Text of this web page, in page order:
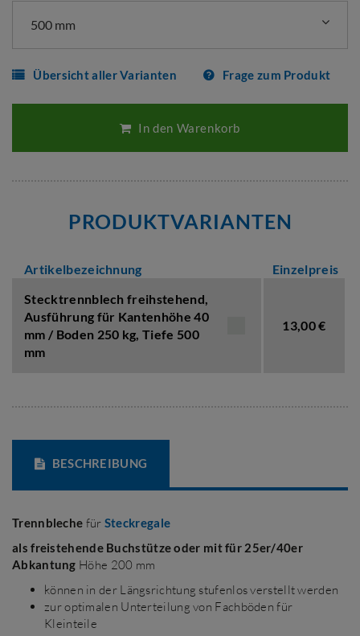
500 mm
Übersicht aller Varianten Frage zum Produkt
In den Warenkorb
PRODUKTVARIANTEN
Artikelbezeichnung
Einzelpreis
Stecktrennblech freihstehend,
Ausführung für Kantenhöhe 40
mm / Boden 250 kg,Tiefe 500
mm
13,00 €
BESCHREIBUNG
Trennbleche für Steckregale
als freistehende Buchstütze oder mit für 25er/40er
Abkantung Höhe 200 mm
können in der Längsrichtung stufenlos verstellt werden
zur optimalen Unterteilung von Fachböden für
Kleinteile